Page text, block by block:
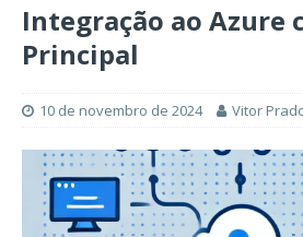
Integração ao Azure
Principal
10 de novembro de 2024 Vitor